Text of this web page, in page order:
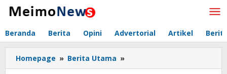
Lewati
Beranda Berita Opini Advertorial Artikel
Homepage » Berita Utama »
Raih